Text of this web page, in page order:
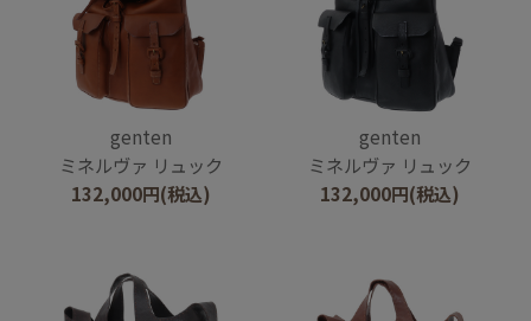
genten
ミネルヴァ リュック
132,000円(税込)
genten
ミネルヴァ リュック
132,000円(税込)